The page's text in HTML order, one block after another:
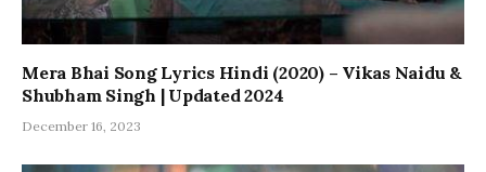
Mera Bhai Song Lyrics Hindi (2020) – Vikas Naidu &
Shubham Singh | Updated 2024
December 16, 2023